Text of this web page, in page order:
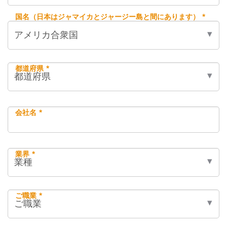
国名（日本はジャマイカとジャージー島と間にあります） *
都道府県 *
会社名 *
業界 *
ご職業 *